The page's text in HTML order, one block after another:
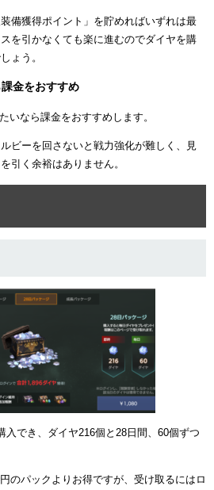
備獲得ポイント」を貯めればいずれは最
を引かなくても楽に進むのでダイヤを購
ょう。
金をおすすめ
いなら課金をおすすめします。
ビーを回さないと戦力強化が難しく、見
引く余裕はありません。
入でき、ダイヤ216個と28日間、60個ずつ
のパックよりお得ですが、受け取るにはロ